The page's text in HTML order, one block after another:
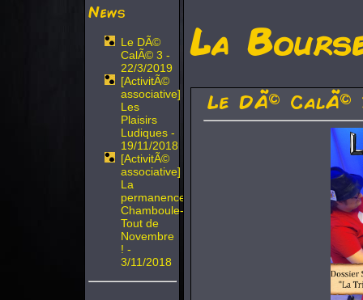
News
Le DÃ©
CalÃ© 3 -
22/3/2019
[ActivitÃ©
associative]
Les
Plaisirs
Ludiques -
19/11/2018
[ActivitÃ©
associative]
La
permanence
Chamboule-
Tout de
Novembre
! -
3/11/2018
La
Le DÃ© CalÃ©